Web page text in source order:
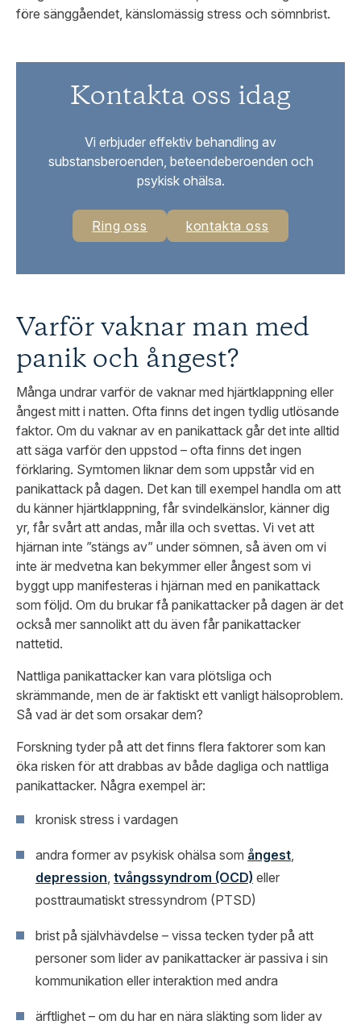
före sänggåendet, känslomässig stress och sömnbrist.
Kontakta oss idag
Vi erbjuder effektiv behandling av
substansberoenden, beteendeberoenden och
psykisk ohälsa.
Ring oss kontakta oss
Varför vaknar man med
panik och ångest?
Många undrar varför de vaknar med hjärtklappning eller
ångest mitt i natten. Ofta finns det ingen tydlig utlösande
faktor. Om du vaknar av en panikattack går det inte alltid
att säga varför den uppstod – ofta finns det ingen
förklaring. Symtomen liknar dem som uppstår vid en
panikattack på dagen. Det kan till exempel handla om att
du känner hjärtklappning, får svindelkänslor, känner dig
yr, får svårt att andas, mår illa och svettas. Vi vet att
hjärnan inte ”stängs av” under sömnen, så även om vi
inte är medvetna kan bekymmer eller ångest som vi
byggt upp manifesteras i hjärnan med en panikattack
som följd. Om du brukar få panikattacker på dagen är det
också mer sannolikt att du även får panikattacker
nattetid.
Nattliga panikattacker kan vara plötsliga och
skrämmande, men de är faktiskt ett vanligt hälsoproblem.
Så vad är det som orsakar dem?
Forskning tyder på att det finns flera faktorer som kan
öka risken för att drabbas av både dagliga och nattliga
panikattacker. Några exempel är:
kronisk stress i vardagen
andra former av psykisk ohälsa som ångest
depression tvångssyndrom (OCD) eller
posttraumatiskt stressyndrom (PTSD)
brist på självhävdelse – vissa tecken tyder på att
personer som lider av panikattacker är passiva i sin
kommunikation eller interaktion med andra
ärftlighet – om du har en nära släkting som lider av